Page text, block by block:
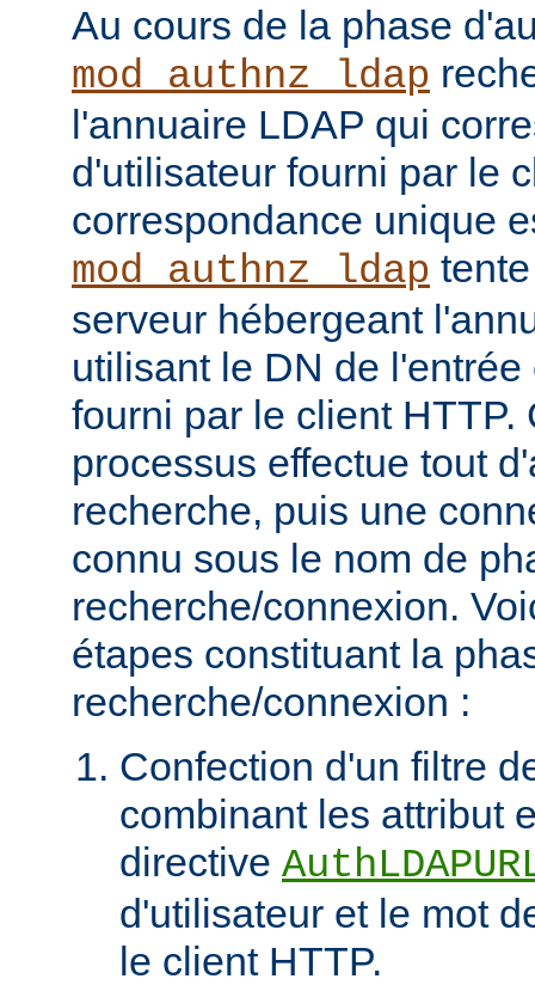
Au cours de la phase
mod_authnz_ldap
l'annuaire LDAP qui
d'utilisateur fourni par le
correspondance unique
mod_authnz_ldap
serveur hébergeant
utilisant le DN de
fourni par le client HTTP.
processus effectue tout
recherche, puis une
connu sous le nom de
recherche/connexion.
étapes constituant la
recherche/connexion :
Confection d'un filtre
combinant les attribut
directive
d'utilisateur et le mot
le client HTTP.